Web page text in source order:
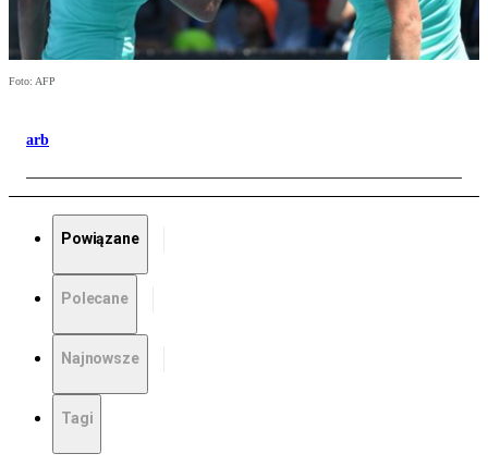
Foto: AFP
arb
Powiązane
Polecane
Najnowsze
Tagi